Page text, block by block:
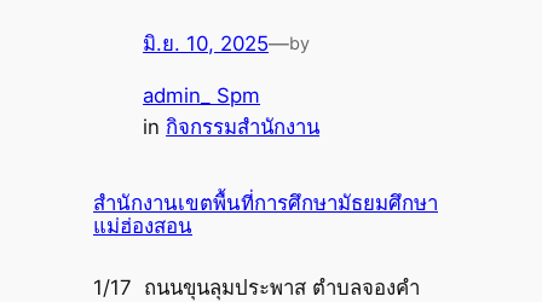
มิ.ย. 10, 2025—by
admin_ Spm
in กิจกรรมสำนักงาน
สำนักงานเขตพื้นที่การศึกษามัธยมศึกษา
แม่ฮ่องสอน
1/17 ถนนขุนลุมประพาส ตำบลจองคำ